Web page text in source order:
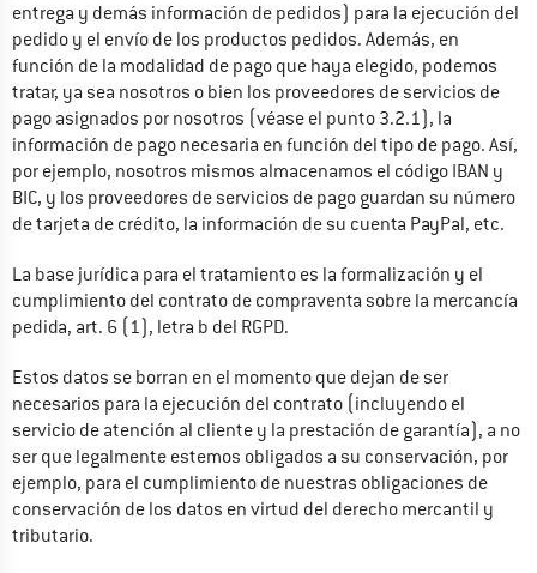
entrega y demás información de pedidos) para la ejecución del
pedido y el envío de los productos pedidos. Además, en
función de la modalidad de pago que haya elegido, podemos
tratar, ya sea nosotros o bien los proveedores de servicios de
pago asignados por nosotros (véase el punto 3.2.1), la
información de pago necesaria en función del tipo de pago. Así,
por ejemplo, nosotros mismos almacenamos el código IBAN y
BIC, y los proveedores de servicios de pago guardan su número
de tarjeta de crédito, la información de su cuenta PayPal, etc.
La base jurídica para el tratamiento es la formalización y el
cumplimiento del contrato de compraventa sobre la mercancía
pedida, art. 6 (1), letra b del RGPD.
Estos datos se borran en el momento que dejan de ser
necesarios para la ejecución del contrato (incluyendo el
servicio de atención al cliente y la prestación de garantía), a no
ser que legalmente estemos obligados a su conservación, por
ejemplo, para el cumplimiento de nuestras obligaciones de
conservación de los datos en virtud del derecho mercantil y
tributario.